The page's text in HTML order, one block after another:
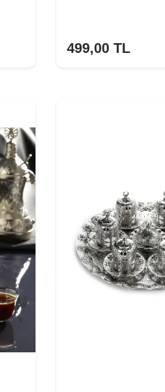
499,00 TL